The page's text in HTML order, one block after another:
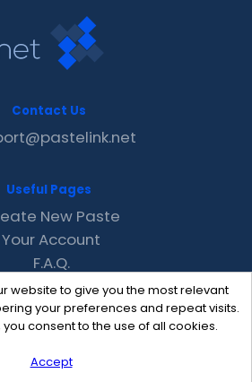
website to give you the most relevant
your preferences and repeat visits.
you consent to the use of all cookies.
Accept
Contact Us
Useful Pages
New Paste
Your Account
F.A.Q.
Recent
Contact